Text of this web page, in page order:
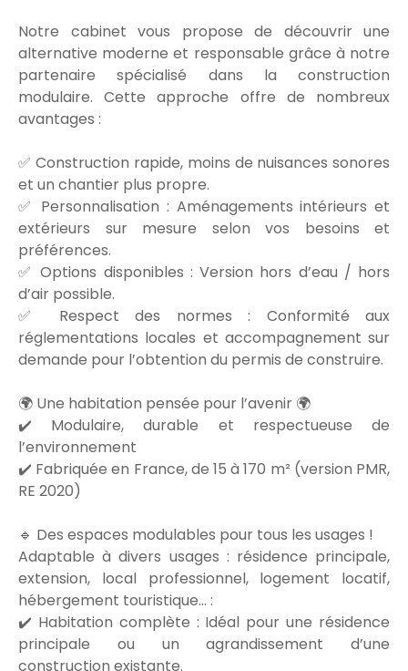
Notre cabinet vous propose de découvrir une
alternative moderne et responsable grâce à notre
partenaire spécialisé dans la construction
modulaire. Cette approche offre de nombreux
avantages :
✅ Construction rapide, moins de nuisances sonores
et un chantier plus propre.
✅ Personnalisation : Aménagements intérieurs et
extérieurs sur mesure selon vos besoins et
préférences.
✅ Options disponibles : Version hors d’eau / hors
d’air possible.
✅ Respect des normes : Conformité aux
réglementations locales et accompagnement sur
demande pour l’obtention du permis de construire.
🌍 Une habitation pensée pour l’avenir 🌍
✔️ Modulaire, durable et respectueuse de
l’environnement
✔️ Fabriquée en France, de 15 à 170 m² (version PMR,
RE 2020)
🔹 Des espaces modulables pour tous les usages !
Adaptable à divers usages : résidence principale,
extension, local professionnel, logement locatif,
hébergement touristique… :
✔️ Habitation complète : Idéal pour une résidence
principale ou un agrandissement d’une
construction existante.